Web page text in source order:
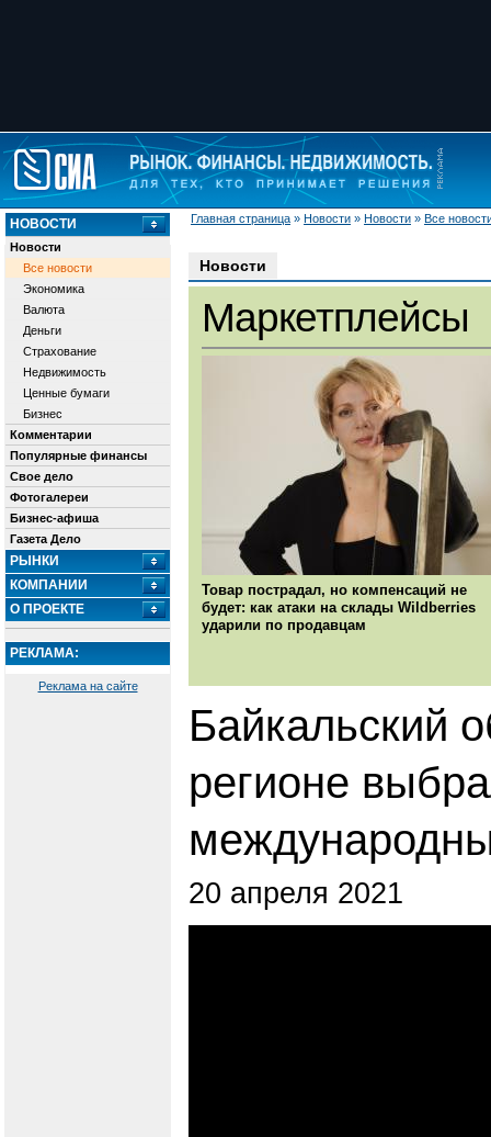
Главная страница » Новости » Новости » Все
НОВОСТИ
Новости
Все новости
Экономика
Валюта
Деньги
Страхование
Недвижимость
Ценные бумаги
Бизнес
Комментарии
Популярные финансы
Свое дело
Фотогалереи
Бизнес-афиша
Газета Дело
РЫНКИ
КОМПАНИИ
О ПРОЕКТЕ
РЕКЛАМА:
Реклама на сайте
Новости
Маркетплейсы
Товар пострадал, но компенсаций не
будет: как атаки на склады Wildberries
ударили по продавцам
Байкальский
регионе
20 апреля 2021